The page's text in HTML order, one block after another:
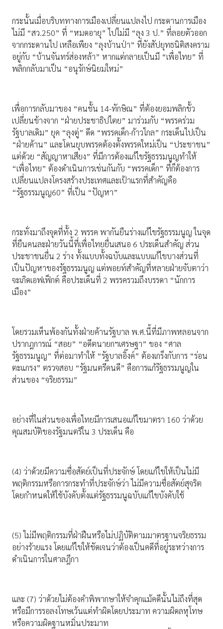
กระนั้นเมื่อบริบททางการเมืองเปลี่ยนแปลงไป กระดานการเมือง
ไม่มี “สว.250” ที่ “หมดอายุ” ไปไม่มี “ลุง 3 ป.” ที่ลอยตัวออก
จากกระดานไป เหลือเพียง “ลุงบ้านป่า” ที่ยังสัปยุทธนิติสงคราม
อยู่กับ “บ้านจันทร์ส่องหล้า” หากแต่กลายเป็นมี “เพื่อไทย” ที่
พลิกกลับมาเป็น “อนุรักษ์นิยมใหม่”
เพื่อการกลับมาของ “คนชั้น 14-ทักษิณ” ที่ต้องยอมพลิกขั้ว
เปลี่ยนข้างจาก “ฝ่ายประชาธิปไตย” มาร่วมกับ “พรรคร่วม
รัฐบาลเดิม” ยุค “ลุงตู่” ดีด “พรรคเด็ก-ก้าวไกล” กระเด็นไปเป็น
“ฝ่ายค้าน” และโดนยุบพรรคต้องตั้งพรรคใหม่เป็น “ประชาชน”
แต่ด้วย “สัญญาหาเสียง” ที่มีการต้องแก้ไขรัฐธรรมนูญทำให้
“เพื่อไทย” ต้องดำเนินการเช่นกันกับ “พรรคเด็ก” ที่ก็ต้องการ
เปลี่ยนแปลงโครงสร้างประเทศและเป้าแรกที่สำคัญคือ
“รัฐธรรมนูญ60” ที่เป็น “ปัญหา”
กระทั่งมาถึงจุดที่ทั้ง 2 พรรค พากันยืนร่างแก้ไขรัฐธรรมนูญ ในจุด
ที่ยืนคนละฝ่ายวันนี้ที่เพื่อไทยยื่นเสนอ 6 ประเด็นสำคัญ ส่วน
ประชาชนยื่น 2 ร่าง ทั้งแบบทั้งฉบับและแบบแก้ไขบางส่วนที่
เป็นปัญหาของรัฐธรรมนูญ แต่พอยท์สำคัญที่หลายฝ่ายจับตาว่า
จะเกิดเอฟเฟ็กต์ คือประเด็นที่ 2 พรรครวมถึงบรรดา “นักการ
เมือง”
โดยรวมเห็นพ้องกันทั้งฝ่ายค้านรัฐบาล พ.ศ.นี้ที่มีภาพหลอนจาก
ปรากฎการณ์ “สอย” “อดีตนายกฯเศรษฐา” ของ “ศาล
รัฐธรรมนูญ” ที่ต่อมาทำให้ “รัฐบาลอิ๊งค์” ต้องเกร็งกับการ “ร่อน
ตะแกรง” ตรวจสอบ “รัฐมนตรีคนดี” คือการแก้รัฐธรรมนูญใน
ส่วนของ “จริยธรรม”
อย่างที่ในส่วนของเพื่อไทยมีการเสนอแก้ไขมาตรา 160 ว่าด้วย
คุณสมบัติของรัฐมนตรีใน 3 ประเด็น คือ
(4) ว่าด้วยมีความซื่อสัตย์เป็นที่ประจักษ์ โดยแก้ไขให้เป็นไม่มี
พฤติกรรมหรือการกระทำที่ประจักษ์ว่า ไม่มีความซื่อสัตย์สุจริต
โดยกำหนดให้ใช้บังคับตั้งแต่รัฐธรรมนูฉบับแก้ไขบังคับใช้
(5) ไม่มีพฤติกรรมที่ฝ่าฝืนหรือไม่ปฏิบัติตามมาตรฐานจริยธรรม
อย่างร้ายแรง โดยแก้ไขให้ชัดเจนว่าต้องเป็นคดีที่อยู่ระหว่างการ
ดำเนินการในศาลฎีกา
และ (7) ว่าด้วยไม่ต้องคำพิพากษาให้จำคุกแม้คดีนั้นไม่ถึงที่สุด
หรือมีการรอลงโทษเว้นแต่ทำผิดโดยประมาท ความผิดลหุโทษ
หรือความผิดฐานหมิ่นประมาท